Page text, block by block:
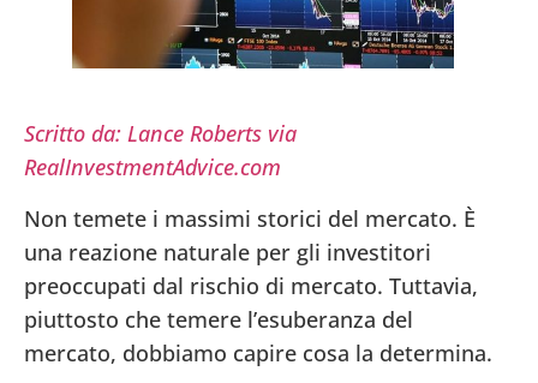
Scritto da: Lance Roberts via
RealInvestmentAdvice.com
Non temete i massimi storici del mercato. È
una reazione naturale per gli investitori
preoccupati dal rischio di mercato. Tuttavia,
piuttosto che temere l’esuberanza del
mercato, dobbiamo capire cosa la determina.